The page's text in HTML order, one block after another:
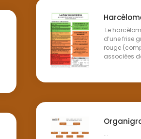
Le
d’une frise
rouge
associées
...